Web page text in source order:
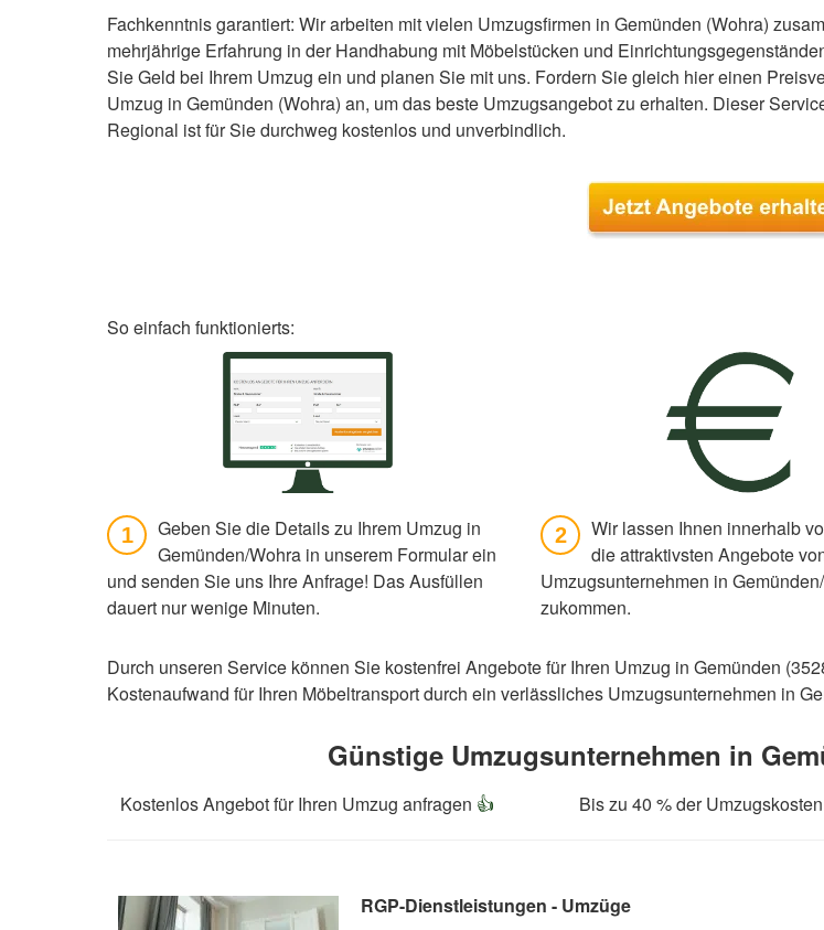
Fachkenntnis garantiert: Wir arbeiten mit vielen Umzugsfirmen in Gemünden (Wohra)
mehrjährige Erfahrung in der Handhabung mit Möbelstücken und
Sie Geld bei Ihrem Umzug ein und planen Sie mit uns. Fordern Sie gleich hier einen
Umzug in Gemünden (Wohra) an, um das beste Umzugsangebot zu erhalten. Dieser
Regional ist für Sie durchweg kostenlos und unverbindlich.
So einfach funktionierts:
1
Geben Sie die Details zu Ihrem Umzug in
Gemünden/Wohra in unserem Formular ein
und senden Sie uns Ihre Anfrage! Das Ausfüllen
dauert nur wenige Minuten.
2
Wir lassen Ihnen innerhalb
die attraktivsten Angebote
Umzugsunternehmen in
zukommen.
Durch unseren Service können Sie kostenfrei Angebote für Ihren Umzug in Gemünden
Kostenaufwand für Ihren Möbeltransport durch ein verlässliches Umzugsunternehmen in
Günstige Umzugsunternehmen in
Kostenlos Angebot für Ihren Umzug anfragen 👍 Bis zu 40 % der
RGP-Dienstleistungen - Umzüge